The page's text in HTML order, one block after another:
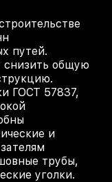
путей.
снизить общую
ГОСТ 57837,
и
трубы,
уголки.